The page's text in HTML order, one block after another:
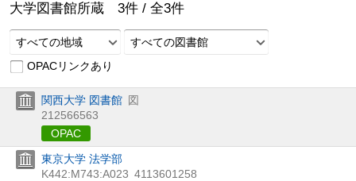
大学図書館所蔵 3件 / 全3件
すべての地域
すべての図書館
OPACリンクあり
関西大学 図書館 図
212566563
OPAC
東京大学 法学部
K442:M743:A023 4113601258